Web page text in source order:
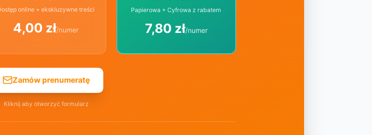
online + ekskluzywne treści
4,00 zł/numer
Papierowa + Cyfrowa z rabatem
7,80 zł/numer
Zamów prenumeratę
Kliknij aby otworzyć formularz